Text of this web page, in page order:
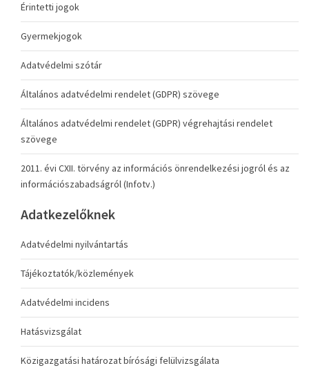
Érintetti jogok
Gyermekjogok
Adatvédelmi szótár
Általános adatvédelmi rendelet (GDPR) szövege
Általános adatvédelmi rendelet (GDPR) végrehajtási rendelet
szövege
2011. évi CXII. törvény az információs önrendelkezési jogról és az
információszabadságról (Infotv.)
Adatkezelőknek
Adatvédelmi nyilvántartás
Tájékoztatók/közlemények
Adatvédelmi incidens
Hatásvizsgálat
Közigazgatási határozat bírósági felülvizsgálata